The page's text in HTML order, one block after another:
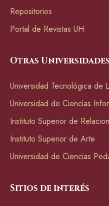
Repositorios
Portal de Revistas UH
Otras Universidades
Universidad Tecnológica de
Universidad de Ciencias
Instituto Superior de
Instituto Superior de Arte
Universidad de Ciencias
Sitios de interés